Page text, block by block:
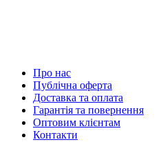
Про нас
Публічна оферта
Доставка та оплата
Гарантія та повернення
Оптовим клієнтам
Контакти